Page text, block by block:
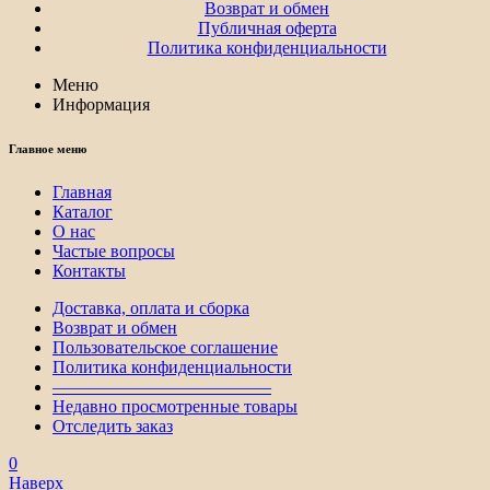
Возврат и обмен
Публичная оферта
Политика конфиденциальности
Меню
Информация
Главное меню
Главная
Каталог
О нас
Частые вопросы
Контакты
Доставка, оплата и сборка
Возврат и обмен
Пользовательское соглашение
Политика конфиденциальности
————————————–
Недавно просмотренные товары
Отследить заказ
0
Наверх